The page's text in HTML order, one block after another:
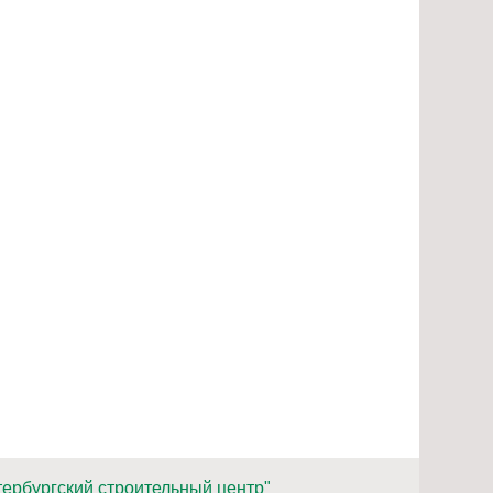
строительный центр"